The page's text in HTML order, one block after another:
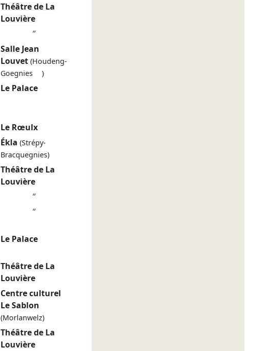
Théâtre de La
Louvière
”
Salle Jean
Louvet (Houdeng-
Goegnies )
Le Palace
Le Rœulx
Ékla (Strépy-
Bracquegnies)
Théâtre de La
Louvière
”
”
Le Palace
Théâtre de La
Louvière
Centre culturel
Le Sablon
(Morlanwelz)
Théâtre de La
Louvière